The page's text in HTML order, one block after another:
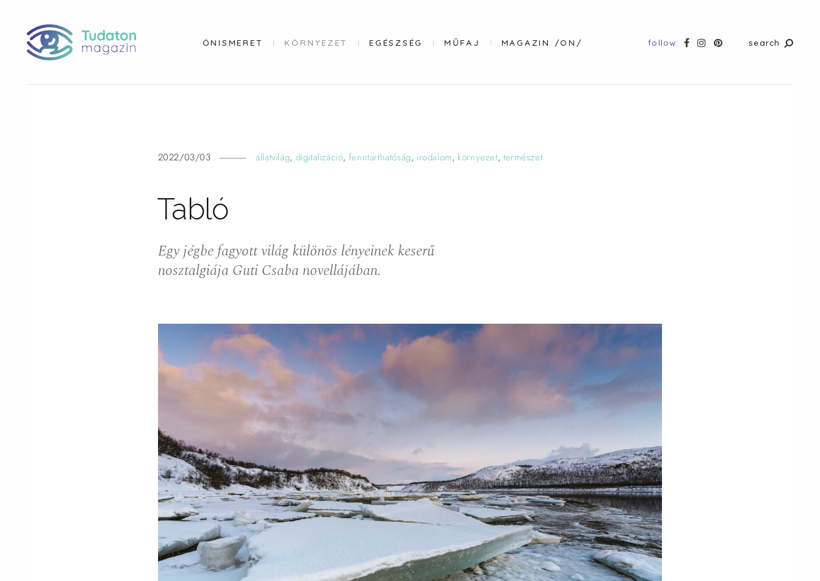
ÖNISMERET KÖRNYEZET EGÉSZSÉG MŰFAJ MAGAZIN /ON/ follow: search
2022/03/03 állatvilág, digitalizáció, fenntarthatóság, irodalom , környezet, természet
Tabló
Egy jégbe fagyott világ különös lényeinek keserű
nosztalgiája Guti Csaba novellájában.